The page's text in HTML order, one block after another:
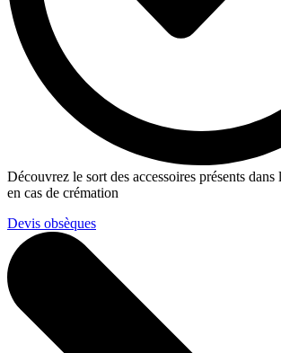
Découvrez le sort des accessoires présents
en cas de crémation
Devis obsèques